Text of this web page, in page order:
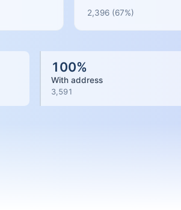
2,396(67%)
100%
With address
3,591